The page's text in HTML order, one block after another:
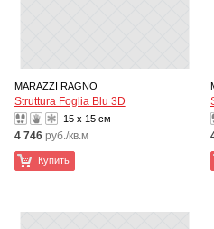
MARAZZI RAGNO
Struttura Foglia Blu 3D
15 x 15 см
4 746 руб./кв.м
Купить